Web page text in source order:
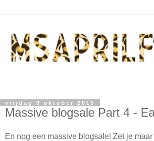
vrijdag 9 oktober 2015
Massive blogsale Part 4 -
En nog een massive blogsale! Zet je